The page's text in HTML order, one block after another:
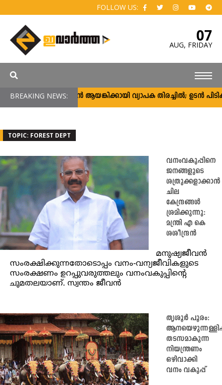
FOLLOW US:
07
AUG, FRIDAY
BREAKING NEWS:അർജുൻ ആയങ്കിക്കായി വ്യാപക തിരച്ചിൽ; ഉടൻ
TOPIC: FOREST DEPT
വനംവകുപ്പിനെ
ജനങ്ങളുടെ
ശത്രുക്കളാക്കാൻ
ചില
കേന്ദ്രങ്ങൾ
ശ്രമിക്കുന്നു:
മന്ത്രി എ കെ
ശശീന്ദ്രൻ
മനുഷ്യജീവൻ
സംരക്ഷിക്കുന്നതോടൊപ്പം വനം-വന്യജീവികളുടെ
സംരക്ഷണം ഉറപ്പുവരുത്തലും വനംവകുപ്പിന്റെ
ചുമതലയാണ്. സ്വന്തം ജീവൻ
തൃശൂർ പൂരം:
തടസമാകുന്ന
നിയന്ത്രണം
ഒഴിവാക്കി
വനം വകുപ്പ്